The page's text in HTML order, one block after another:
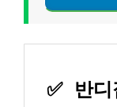
✅
반